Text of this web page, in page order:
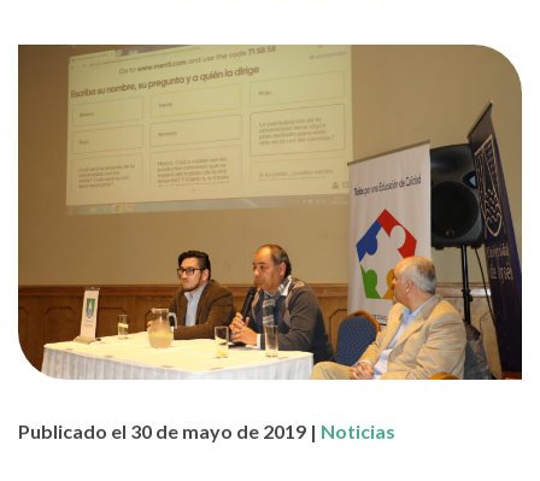
Publicado el 30 de mayo de 2019 | Noticias